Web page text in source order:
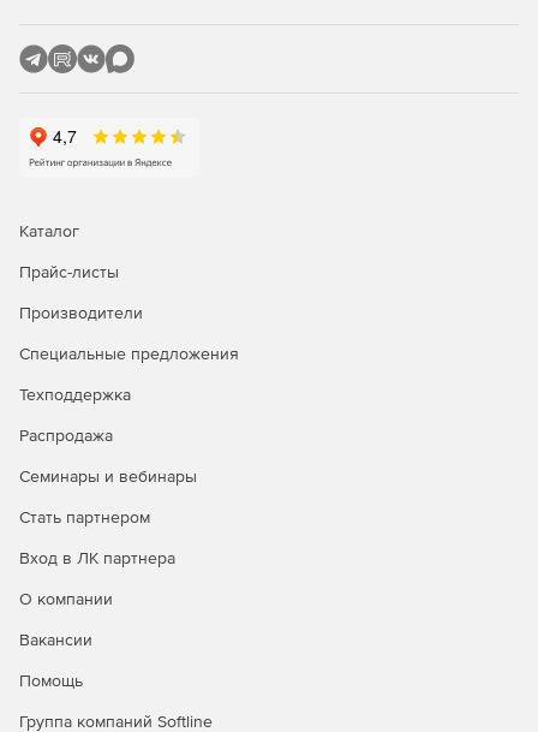
Каталог
Прайс-листы
Производители
Специальные предложения
Техподдержка
Распродажа
Семинары и вебинары
Стать партнером
Вход в ЛК партнера
О компании
Вакансии
Помощь
Группа компаний Softline